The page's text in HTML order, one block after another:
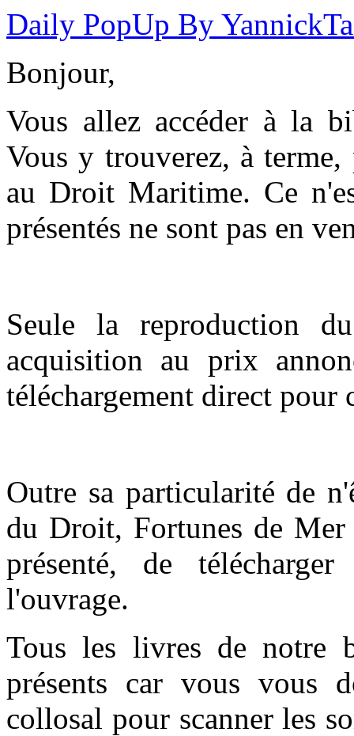
Daily PopUp By
Bonjour,
Vous allez accéder à la
Vous y trouverez, à terme,
au Droit Maritime. Ce
présentés ne sont pas en
Seule la reproduction
acquisition au prix
téléchargement direct pour
Outre sa particularité de
du Droit, Fortunes de
présenté, de
l'ouvrage.
Tous les livres de notre
présents car vous vous
collosal pour scanner les